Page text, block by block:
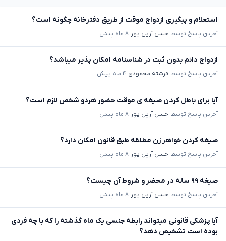
استعلام و پیگیری ازدواج موقت از طریق دفترخانه چگونه است؟
آخرین پاسخ توسط حسن آرین پور ۸ ماه پیش
ازدواج دائم بدون ثبت در شناسنامه امکان پذیر میباشد؟
آخرین پاسخ توسط فرشته محمودی ۴ ماه پیش
آیا برای باطل کردن صیغه ی موقت حضور هردو شخص لازم است؟
آخرین پاسخ توسط حسن آرین پور ۸ ماه پیش
صیغه کردن خواهر زن مطلقه طبق قانون امکان دارد؟
آخرین پاسخ توسط حسن آرین پور ۸ ماه پیش
صیغه ۹۹ ساله در محضر و شروط آن چیست؟
آخرین پاسخ توسط حسن آرین پور ۸ ماه پیش
آیا پزشکی قانونی میتواند رابطه جنسی یک ماه گذشته را که با چه فردی
بوده است تشخیص دهد؟